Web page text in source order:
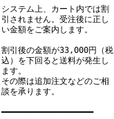
システム上、カート内では割
引されません。受注後に正し
い金額をご案内します。
割引後の金額が33,000円（税
込）を下回ると送料が発生し
ます。
その際は追加注文などのご相
談を承ります。
━━━━━━━━━━━━━━━━━━━